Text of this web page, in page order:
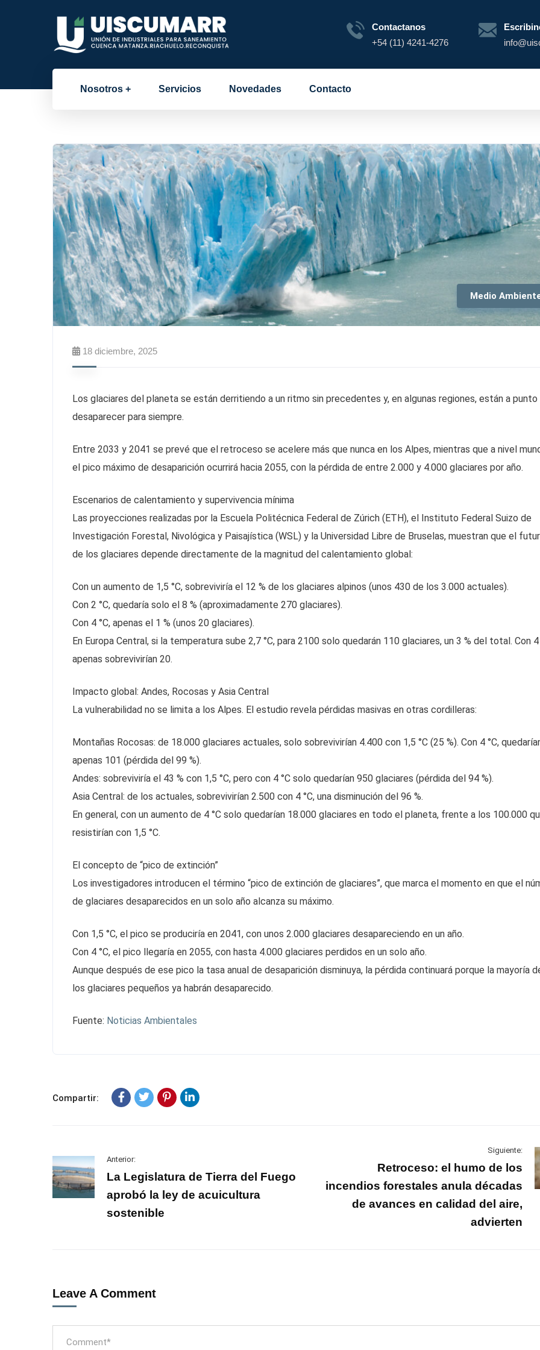
Contactanos
+54 (11) 4241-4276
Nosotros Servicios Novedades Contacto
Medio
18 diciembre, 2025
Los glaciares del planeta se están derritiendo a un ritmo sin precedentes y, en algunas regiones, están a punto
desaparecer para siempre.
Entre 2033 y 2041 se prevé que el retroceso se acelere más que nunca en los Alpes, mientras que a nivel
el pico máximo de desaparición ocurrirá hacia 2055, con la pérdida de entre 2.000 y 4.000 glaciares por año.
Escenarios de calentamiento y supervivencia mínima
Las proyecciones realizadas por la Escuela Politécnica Federal de Zúrich (ETH), el Instituto Federal Suizo de
Investigación Forestal, Nivológica y Paisajística (WSL) y la Universidad Libre de Bruselas, muestran que el
de los glaciares depende directamente de la magnitud del calentamiento global:
Con un aumento de 1,5 °C, sobreviviría el 12 % de los glaciares alpinos (unos 430 de los 3.000 actuales).
Con 2 °C, quedaría solo el 8 % (aproximadamente 270 glaciares).
Con 4 °C, apenas el 1 % (unos 20 glaciares).
En Europa Central, si la temperatura sube 2,7 °C, para 2100 solo quedarán 110 glaciares, un 3 % del total. Con 4
apenas sobrevivirían 20.
Impacto global: Andes, Rocosas y Asia Central
La vulnerabilidad no se limita a los Alpes. El estudio revela pérdidas masivas en otras cordilleras:
Montañas Rocosas: de 18.000 glaciares actuales, solo sobrevivirían 4.400 con 1,5 °C (25 %). Con 4 °C,
apenas 101 (pérdida del 99 %).
Andes: sobreviviría el 43 % con 1,5 °C, pero con 4 °C solo quedarían 950 glaciares (pérdida del 94 %).
Asia Central: de los actuales, sobrevivirían 2.500 con 4 °C, una disminución del 96 %.
En general, con un aumento de 4 °C solo quedarían 18.000 glaciares en todo el planeta, frente a los 100.000
resistirían con 1,5 °C.
El concepto de “pico de extinción”
Los investigadores introducen el término “pico de extinción de glaciares”, que marca el momento en que el
de glaciares desaparecidos en un solo año alcanza su máximo.
Con 1,5 °C, el pico se produciría en 2041, con unos 2.000 glaciares desapareciendo en un año.
Con 4 °C, el pico llegaría en 2055, con hasta 4.000 glaciares perdidos en un solo año.
Aunque después de ese pico la tasa anual de desaparición disminuya, la pérdida continuará porque la mayoría
los glaciares pequeños ya habrán desaparecido.
Fuente: Noticias Ambientales
Compartir:
Anterior:
La Legislatura de Tierra del Fuego
aprobó la ley de acuicultura
sostenible
Siguiente:
Retroceso: el humo de los
incendios forestales anula décadas
de avances en calidad del aire,
advierten
Leave A Comment